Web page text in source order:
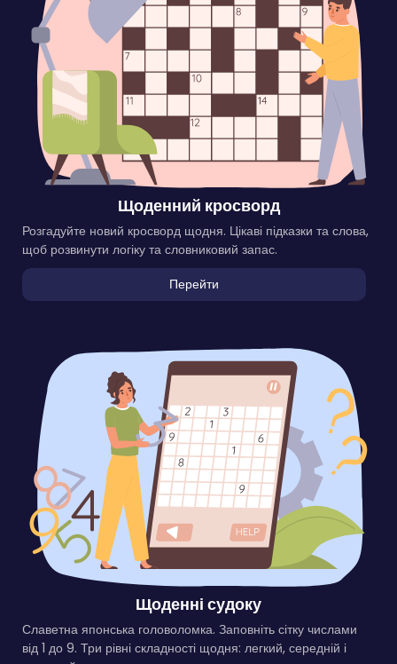
Щоденний кросворд
Розгадуйте новий кросворд щодня. Цікаві підказки та слова,
щоб розвинути логіку та словниковий запас.
Перейти
Щоденні судоку
Славетна японська головоломка. Заповніть сітку числами
від 1 до 9. Три рівні складності щодня: легкий, середній і